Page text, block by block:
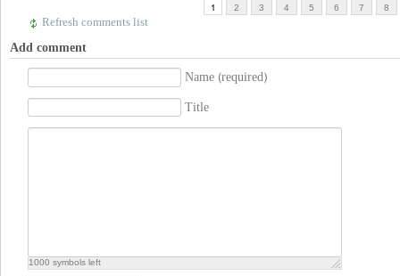
1 2 3 4 5 6 7 8
Refresh comments list
Add comment
Name (required)
Title
1000 symbols left